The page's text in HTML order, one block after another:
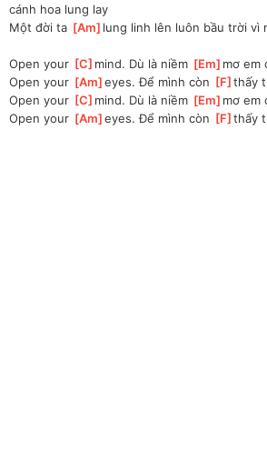
cánh hoa lung lay
Một đời ta [Am ]lung linh lên luôn bầu trời vì
Open your [C ]mind. Dù là niềm [Em ]mơ em
Open your [Am ]
eyes. Để mình còn [F ]thấy
Open your [C ]mind. Dù là niềm [Em ]mơ em
Open your [Am ]
eyes. Để mình còn [F ]thấy